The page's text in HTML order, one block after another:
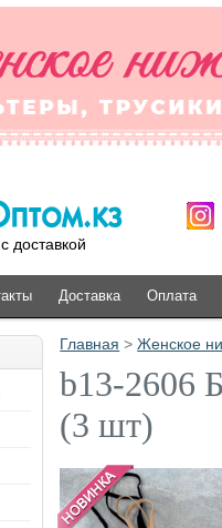
доставкой
Доставка Оплата
Главная >Женское
b13-2606
(3 шт)